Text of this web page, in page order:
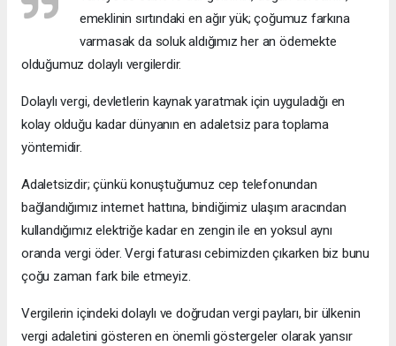
emeklinin sırtındaki en ağır yük; çoğumuz farkına
varmasak da soluk aldığımız her an ödemekte
olduğumuz dolaylı vergilerdir.
Dolaylı vergi, devletlerin kaynak yaratmak için uyguladığı en
kolay olduğu kadar dünyanın en adaletsiz para toplama
yöntemidir.
Adaletsizdir; çünkü konuştuğumuz cep telefonundan
bağlandığımız internet hattına, bindiğimiz ulaşım aracından
kullandığımız elektriğe kadar en zengin ile en yoksul aynı
oranda vergi öder. Vergi faturası cebimizden çıkarken biz bunu
çoğu zaman fark bile etmeyiz.
Vergilerin içindeki dolaylı ve doğrudan vergi payları, bir ülkenin
vergi adaletini gösteren en önemli göstergeler olarak yansır